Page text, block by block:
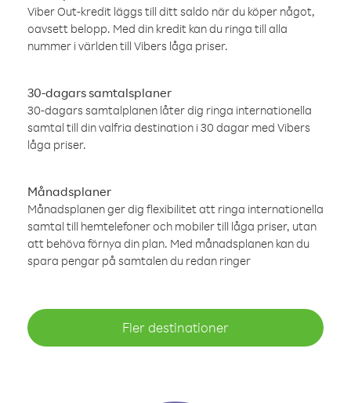
Viber Out-kredit läggs till ditt saldo när du köper något,
oavsett belopp. Med din kredit kan du ringa till alla
nummer i världen till Vibers låga priser.
30-dagars samtalsplaner
30-dagars samtalplanen låter dig ringa internationella
samtal till din valfria destination i 30 dagar med Vibers
låga priser.
Månadsplaner
Månadsplanen ger dig flexibilitet att ringa internationella
samtal till hemtelefoner och mobiler till låga priser, utan
att behöva förnya din plan. Med månadsplanen kan du
spara pengar på samtalen du redan ringer
Fler destinationer